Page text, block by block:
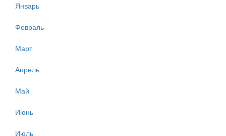
Январь
Февраль
Март
Апрель
Май
Июнь
Июль